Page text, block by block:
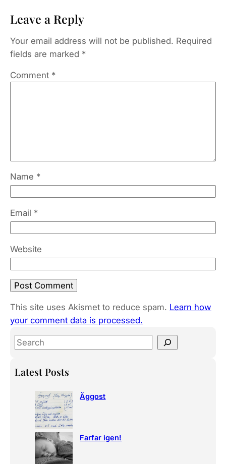
Leave a Reply
Your email address will not be published. Required
fields are marked *
Comment *
Name *
Email *
Website
This site uses Akismet to reduce spam. Learn how
your comment data is processed.
S
a
Latest Posts
Äggost
Farfar igen!